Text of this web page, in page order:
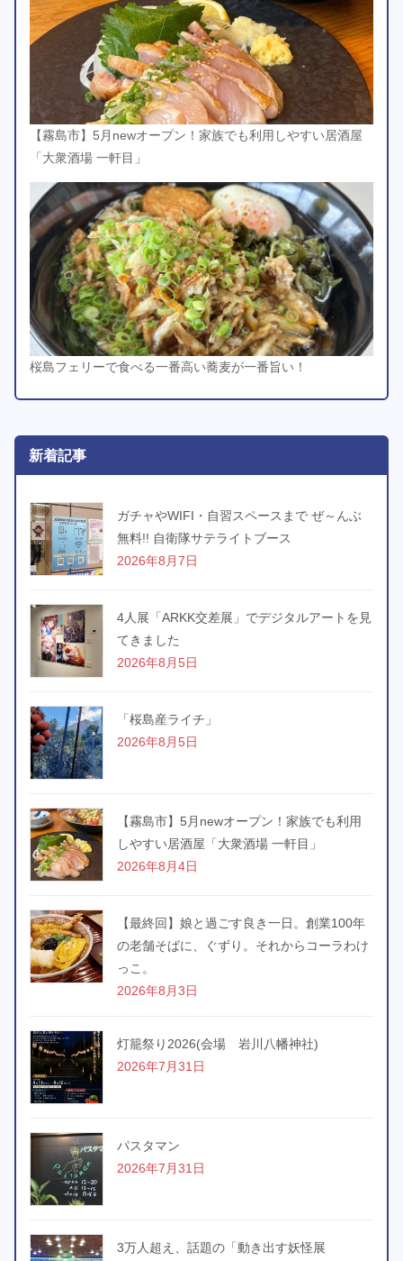
【霧島市】5月newオープン！家族でも利用しやすい居酒屋
「大衆酒場 一軒目」
桜島フェリーで食べる一番高い蕎麦が一番旨い！
新着記事
ガチャやWIFI・自習スペースまで ぜ～んぶ
無料!! 自衛隊サテライトブース
2026年8月7日
4人展「ARKK交差展」でデジタルアートを見
てきました
2026年8月5日
「桜島産ライチ」
2026年8月5日
【霧島市】5月newオープン！家族でも利用
しやすい居酒屋「大衆酒場 一軒目」
2026年8月4日
【最終回】娘と過ごす良き一日。創業100年
の老舗そばに、ぐずり。それからコーラわけ
っこ。
2026年8月3日
灯籠祭り2026(会場 岩川八幡神社)
2026年7月31日
パスタマン
2026年7月31日
3万人超え、話題の「動き出す妖怪展